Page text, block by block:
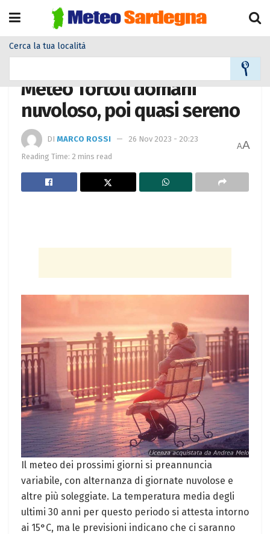
Cerca la tua località
Meteo Tortolì domani
nuvoloso, poi quasi sereno
DI MARCO ROSSI
26 Nov 2023 - 20:23
Reading Time: 2 mins read
AA
Il meteo dei prossimi giorni si preannuncia
variabile, con alternanza di giornate nuvolose e
altre più soleggiate. La temperatura media degli
ultimi 30 anni per questo periodo si attesta intorno
ai 15°C, ma le previsioni indicano che ci saranno